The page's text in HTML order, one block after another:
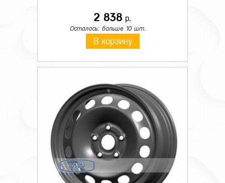
2 838 р.
Осталось: больше 10 шт.
В корзину